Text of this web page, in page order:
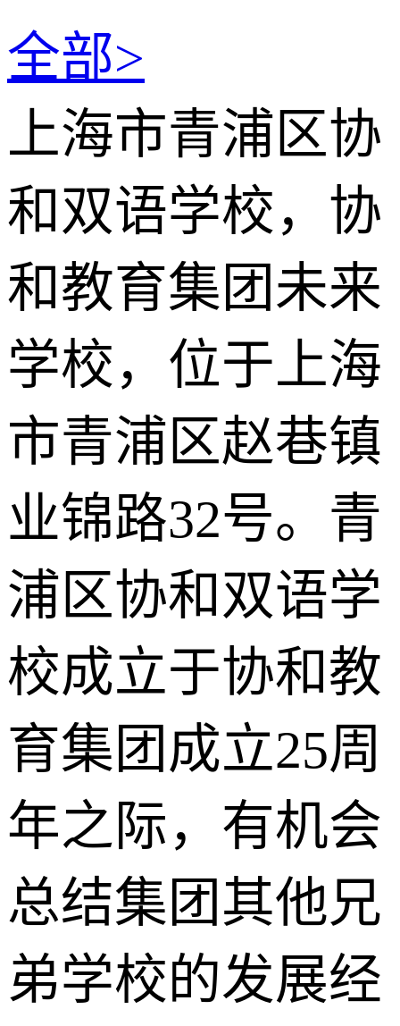
全部>
上海市青浦区协
和双语学校，协
和教育集团未来
学校，位于上海
市青浦区赵巷镇
业锦路32号。青
浦区协和双语学
校成立于协和教
育集团成立25周
年之际，有机会
总结集团其他兄
弟学校的发展经